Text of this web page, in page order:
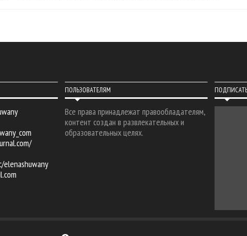
ПОЛЬЗОВАТЕЛЯМ
Все права принадлежат правообладателям,
контент создан в развлекательных и
образовательных целях.